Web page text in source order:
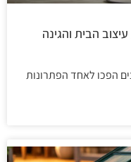
הבית והגינה
הפכו לאחד הפתרונות